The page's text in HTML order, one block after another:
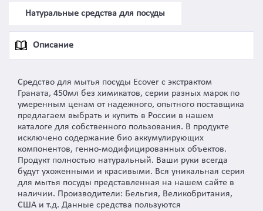
Натуральные средства для посуды
Описание
Средство для мытья посуды Ecover с экстрактом
Граната, 450мл без химикатов, серии разных марок по
умеренным ценам от надежного, опытного поставщика
предлагаем выбрать и купить в России в нашем
каталоге для собственного пользования. В продукте
исключено содержание био аккумулирующих
компонентов, генно-модифицированных объектов.
Продукт полностью натуральный. Ваши руки всегда
будут ухоженными и красивыми. Вся уникальная серия
для мытья посуды представленная на нашем сайте в
наличии. Производители: Бельгия, Великобритания,
США и т.д. Данные средства пользуются